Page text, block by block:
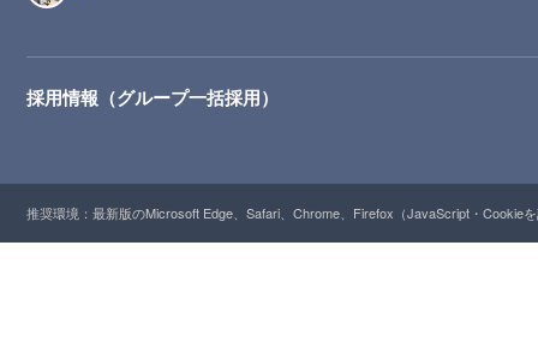
採用情報（グループ一括採用）
推奨環境：最新版のMicrosoft Edge、Safari、Chrome、Firefox（JavaScript・Cookie